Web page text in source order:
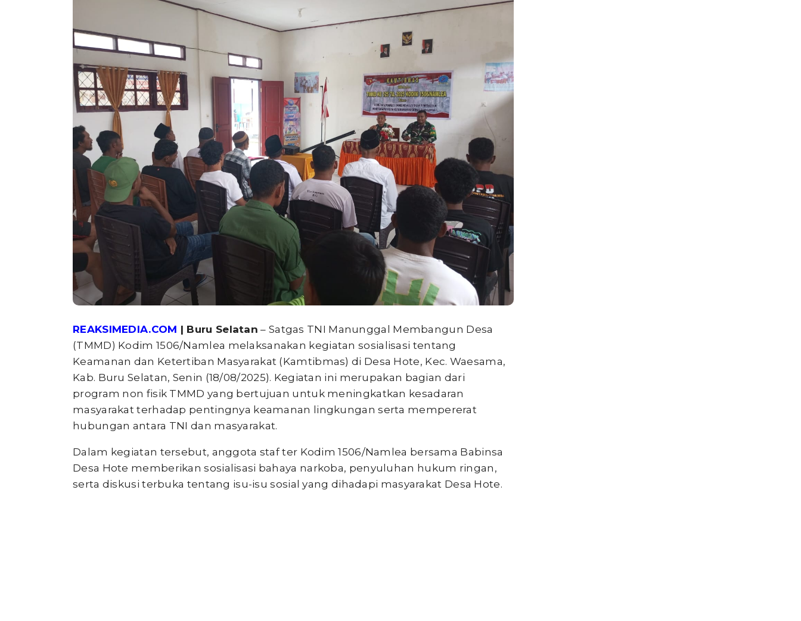
REAKSIMEDIA.COM | Buru Selatan – Satgas TNI Manunggal Membangun Desa
(TMMD) Kodim 1506/Namlea melaksanakan kegiatan sosialisasi tentang
Keamanan dan Ketertiban Masyarakat (Kamtibmas) di Desa Hote, Kec. Waesama,
Kab. Buru Selatan, Senin (18/08/2025). Kegiatan ini merupakan bagian dari
program non fisik TMMD yang bertujuan untuk meningkatkan kesadaran
masyarakat terhadap pentingnya keamanan lingkungan serta mempererat
hubungan antara TNI dan masyarakat.
Dalam kegiatan tersebut, anggota staf ter Kodim 1506/Namlea bersama Babinsa
Desa Hote memberikan sosialisasi bahaya narkoba, penyuluhan hukum ringan,
serta diskusi terbuka tentang isu-isu sosial yang dihadapi masyarakat Desa Hote.